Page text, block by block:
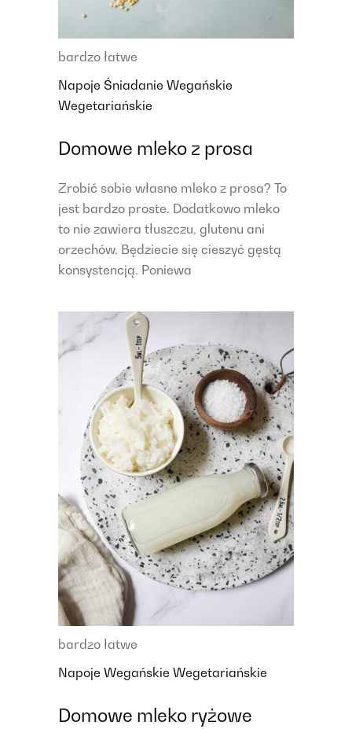
bardzo łatwe
Napoje Śniadanie Wegańskie
Wegetariańskie
Domowe mleko z prosa
Zrobić sobie własne mleko z prosa? To
jest bardzo proste. Dodatkowo mleko
to nie zawiera tłuszczu, glutenu ani
orzechów. Będziecie się cieszyć gęstą
konsystencją. Poniewa
bardzo łatwe
Napoje Wegańskie Wegetariańskie
Domowe mleko ryżowe